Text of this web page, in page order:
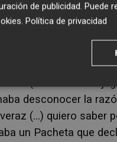
Escudero Marín
las diferentes
aseguraba no haber
("Me fío de mi
desconocer la
(...) quiero saber
un Pacheta que
de publicidad. Puede
. Política de privacidad